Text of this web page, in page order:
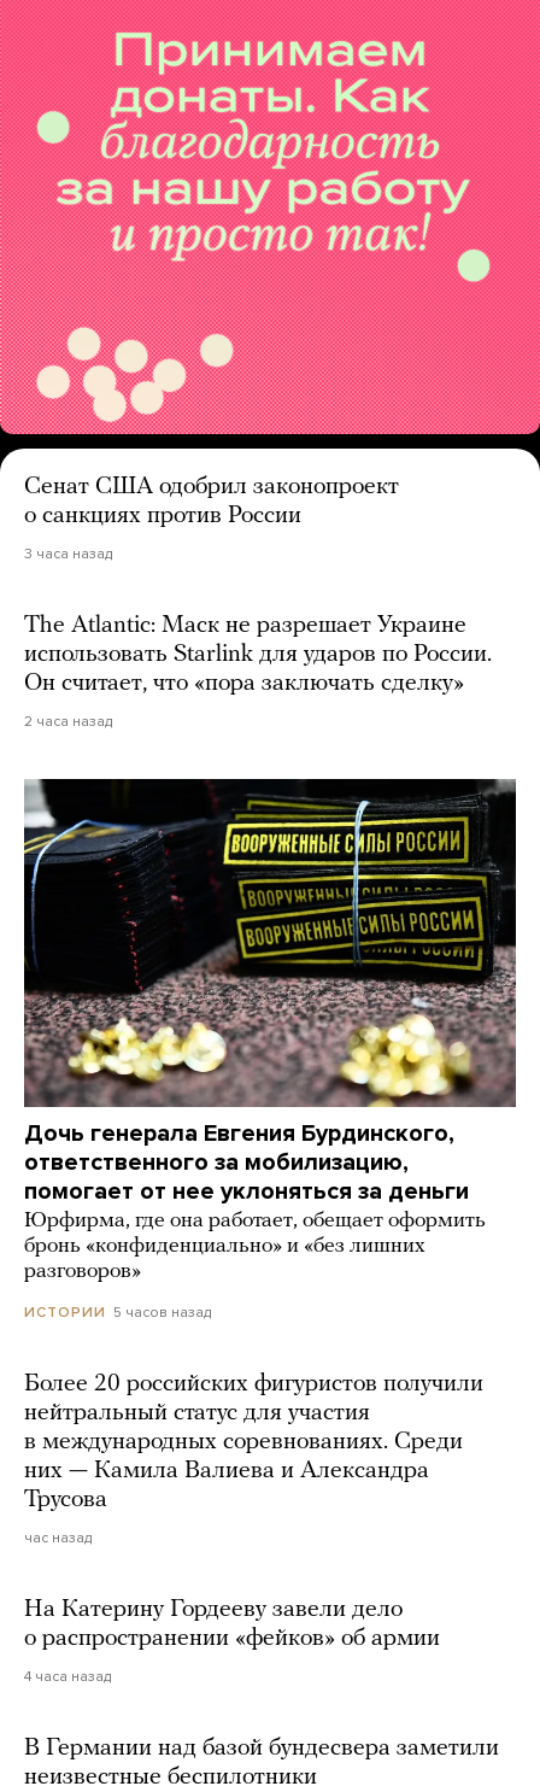
Сенат США одобрил законопроект
о санкциях против России
3 часа назад
The Atlantic: Маск не разрешает Украине
использовать Starlink для ударов по России.
Он считает, что «пора заключать сделку»
2 часа назад
Дочь генерала Евгения Бурдинского,
ответственного за мобилизацию,
помогает от нее уклоняться за деньги
Юрфирма, где она работает, обещает оформить
бронь «конфиденциально» и «без лишних
разговоров»
ИСТОРИИ 5 часов назад
Более 20 российских фигуристов получили
нейтральный статус для участия
в международных соревнованиях. Среди
них — Камила Валиева и Александра
Трусова
час назад
На Катерину Гордееву завели дело
о распространении «фейков» об армии
4 часа назад
В Германии над базой бундесвера заметили
неизвестные беспилотники